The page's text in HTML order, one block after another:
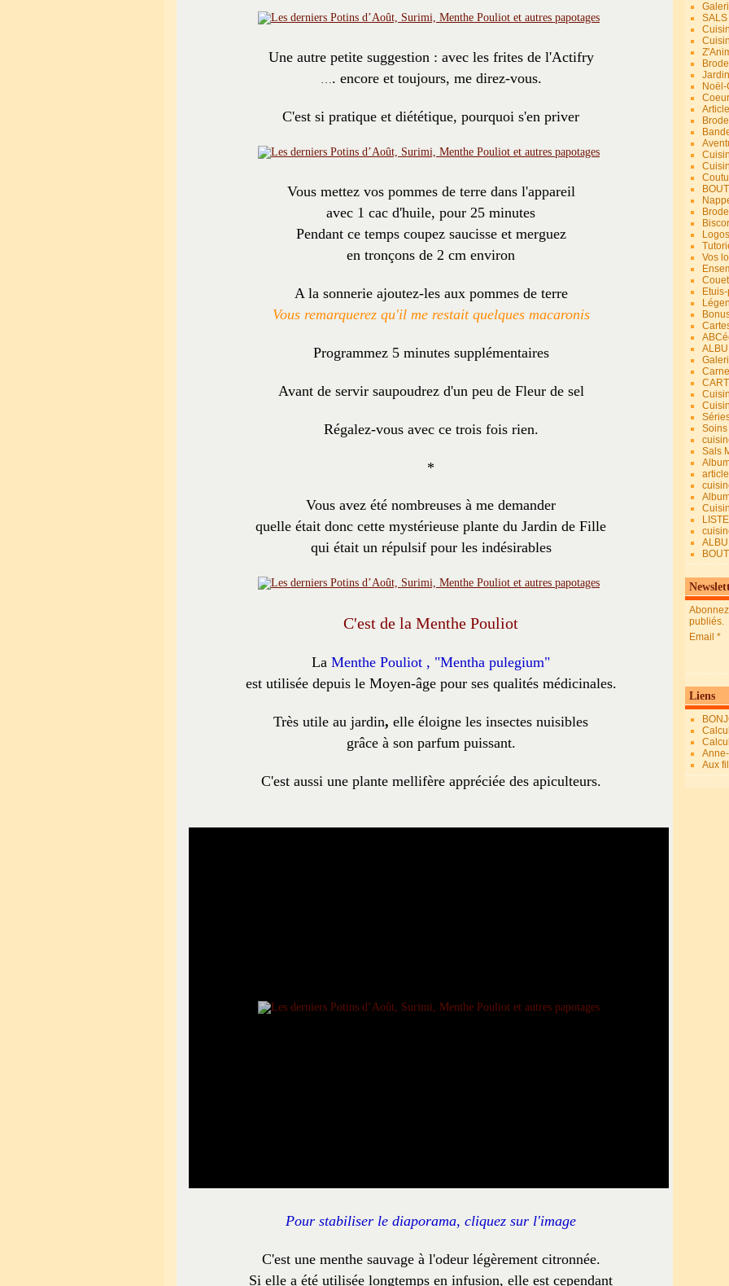
Une autre petite suggestion : avec les frites de l'Actifry
…. encore et toujours, me direz-vous.
C'est si pratique et diététique, pourquoi s'en priver
Vous mettez vos pommes de terre dans l'appareil
avec 1 cac d'huile, pour 25 minutes
Pendant ce temps coupez saucisse et merguez
en tronçons de 2 cm environ
A la sonnerie ajoutez-les aux pommes de terre
Vous remarquerez qu'il me restait quelques macaronis
Programmez 5 minutes supplémentaires
Avant de servir saupoudrez d'un peu de Fleur de sel
Régalez-vous avec ce trois fois rien.
*
Vous avez été nombreuses à me demander
quelle était donc cette mystérieuse plante du Jardin de Fille
qui était un répulsif pour les indésirables
C'est de la Menthe Pouliot
La Menthe Pouliot , "Mentha pulegium"
est utilisée depuis le Moyen-âge pour ses qualités médicinales.
Très utile au jardin, elle éloigne les insectes nuisibles
grâce à son parfum puissant.
C'est aussi une plante mellifère appréciée des apiculteurs.
Pour stabiliser le diaporama, cliquez sur l'image
C'est une menthe sauvage à l'odeur légèrement citronnée.
Si elle a été utilisée longtemps en infusion, elle est cependant
Vos
Sals
article
publiés.
Email
Liens
Aux